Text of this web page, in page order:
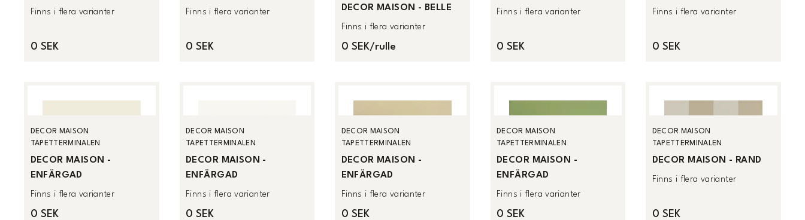
Finns i flera varianter
0 SEK
Finns i flera varianter
0 SEK
DECOR MAISON - BELLE
Finns i flera varianter
0 SEK/rulle
Finns i flera varianter
0 SEK
Finns i flera varianter
0 SEK
DECOR MAISON
TAPETTERMINALEN
DECOR MAISON -
ENFÄRGAD
Finns i flera varianter
0 SEK
DECOR MAISON
TAPETTERMINALEN
DECOR MAISON -
ENFÄRGAD
Finns i flera varianter
0 SEK
DECOR MAISON
TAPETTERMINALEN
DECOR MAISON -
ENFÄRGAD
Finns i flera varianter
0 SEK
DECOR MAISON
TAPETTERMINALEN
DECOR MAISON -
ENFÄRGAD
Finns i flera varianter
0 SEK
DECOR MAISON
TAPETTERMINALEN
DECOR MAISON - RAND
Finns i flera varianter
0 SEK